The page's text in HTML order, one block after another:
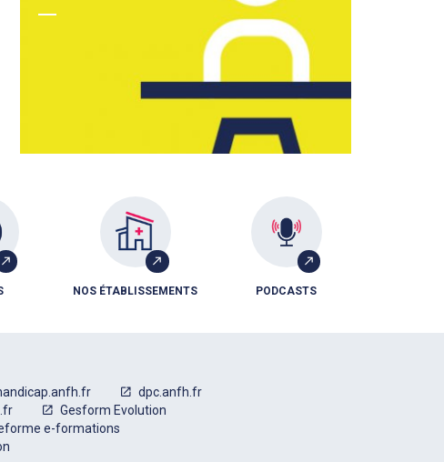
NOS ÉTABLISSEMENTS PODCASTS
dpc.anfh.fr
Gesform Evolution
e-formations